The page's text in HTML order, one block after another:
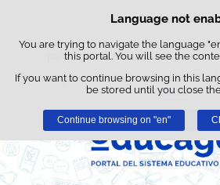
Cookie Policy
This website uses its own cookies to
party cookies to obtain usage and
You can get more information in the
notice.
Accept
Language not
You are trying to navigate the language
this portal. You will see the
If you want to continue browsing in this
be stored until you close
Continue browsing on "en"
Skip to